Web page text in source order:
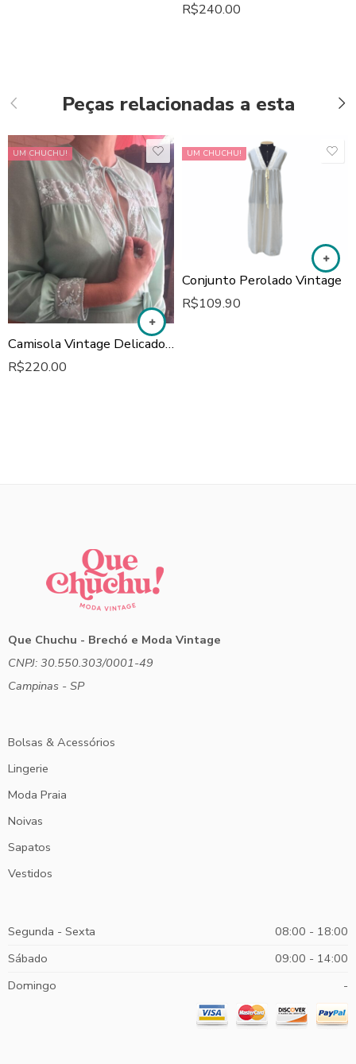
R$240.00
Peças relacionadas a esta
UM CHUCHU!
Camisola Vintage Delicados bordados
R$220.00
UM CHUCHU!
Conjunto Perolado Vintage
R$109.90
Que Chuchu - Brechó e Moda Vintage
CNPJ: 30.550.303/0001-49
Campinas - SP
Bolsas & Acessórios
Lingerie
Moda Praia
Noivas
Sapatos
Vestidos
Segunda - Sexta
08:00 - 18:00
Sábado
09:00 - 14:00
Domingo
-